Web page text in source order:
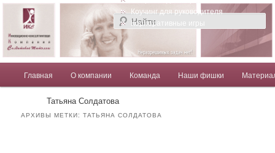
Солдатова Татьяна
Компания Солдатовой Татьяны
Главное менюПерейти к основному содержимому
Перейти к дополнительному содержимому
Главная О компании Команда Наши фишки
Коучинг для руководителя
Корпоративные игры
Татьяна Солдатова
АРХИВЫ МЕТКИ:ТАТЬЯНА СОЛДАТОВА